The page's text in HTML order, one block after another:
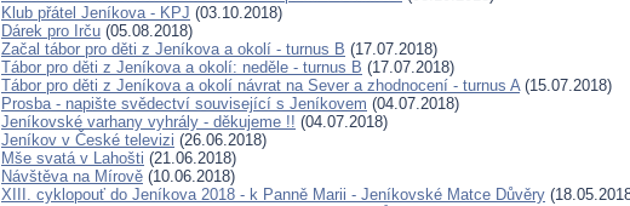
Klub přátel Jeníkova - KPJ (03.10.2018)
Dárek pro Irču (05.08.2018)
Začal tábor pro děti z Jeníkova a okolí - turnus B (17.07.2018)
Tábor pro děti z Jeníkova a okolí: neděle - turnus B (17.07.2018)
Tábor pro děti z Jeníkova a okolí návrat na Sever a zhodnocení - turnus A(15.07.2018)
Prosba - napište svědectví související s Jeníkovem (04.07.2018)
Jeníkovské varhany vyhrály - děkujeme !! (04.07.2018)
Jeníkov v České televizi (26.06.2018)
Mše svatá v Lahošti (21.06.2018)
Návštěva na Mírově (10.06.2018)
XIII. cyklopouť do Jeníkova 2018 - k Panně Marii - Jeníkovské Matce Důvěry